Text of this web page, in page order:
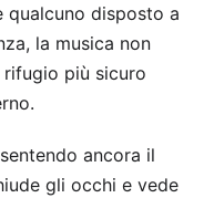
qualcuno disposto a
la musica non
più sicuro
ancora il
gli occhi e vede